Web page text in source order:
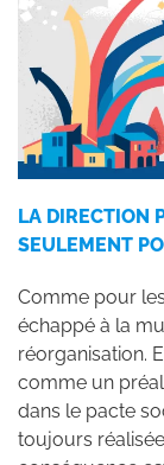
LA DIRECTION
SEULEMENT
Comme pour
échappé à la
réorganisation.
comme un
dans le pacte
toujours